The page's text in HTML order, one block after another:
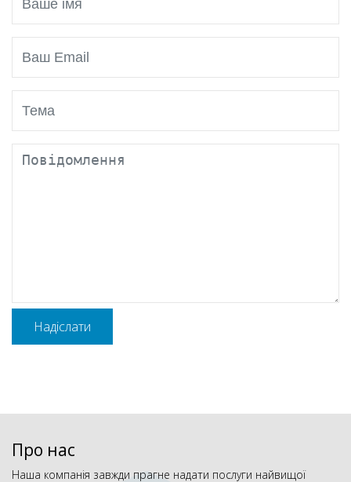
Надіслати
Про нас
Наша компанія завжди прагне надати послуги найвищої